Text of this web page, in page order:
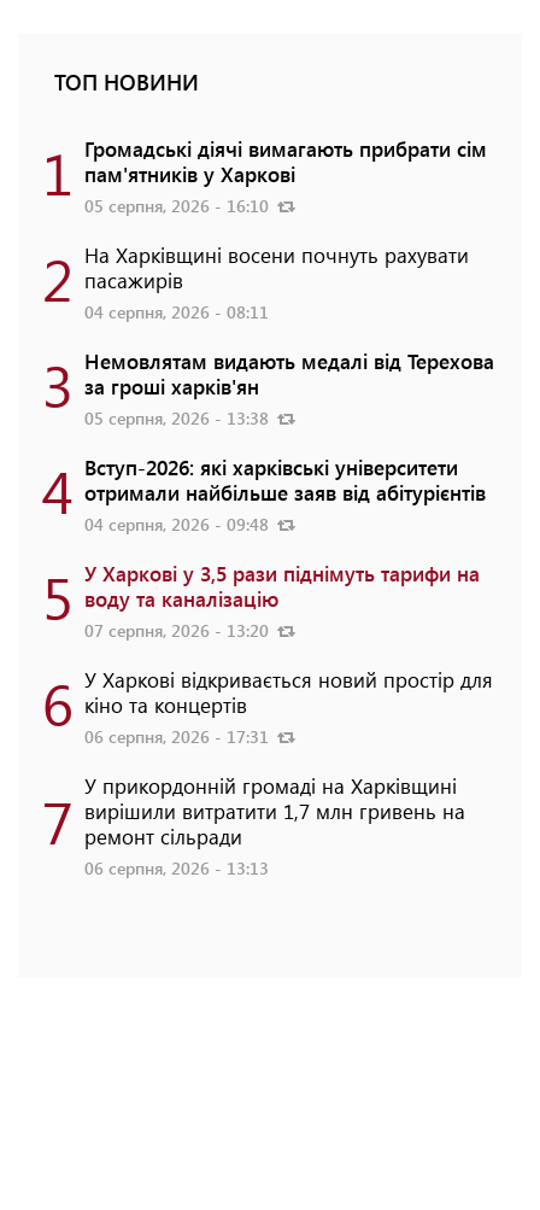
ТОП НОВИНИ
1 Громадські діячі вимагають прибрати сім
пам'ятників у Харкові
05 серпня, 2026 - 16:10
2 На Харківщині восени почнуть рахувати
пасажирів
04 серпня, 2026 - 08:11
3 Немовлятам видають медалі від Терехова
за гроші харків'ян
05 серпня, 2026 - 13:38
4 Вступ-2026: які харківські університети
отримали найбільше заяв від абітурієнтів
04 серпня, 2026 - 09:48
5 У Харкові у 3,5 рази піднімуть тарифи на
воду та каналізацію
07 серпня, 2026 - 13:20
6 У Харкові відкривається новий простір для
кіно та концертів
06 серпня, 2026 - 17:31
7 У прикордонній громаді на Харківщині
вирішили витратити 1,7 млн гривень на
ремонт сільради
06 серпня, 2026 - 13:13